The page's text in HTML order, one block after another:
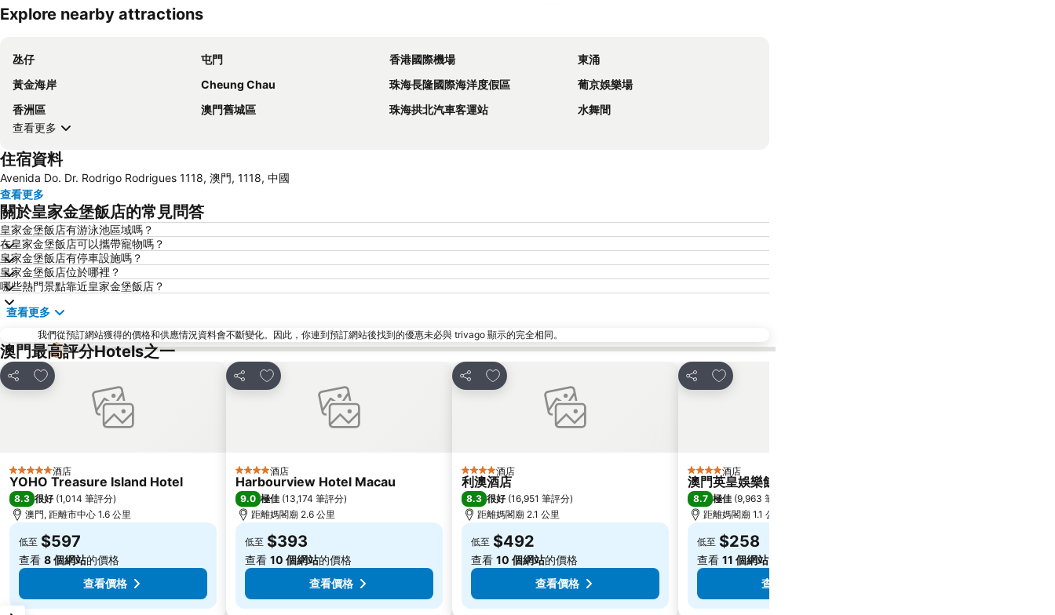
Explore nearby attractions
氹仔 屯門 香港國際機場
東涌
黃金海岸
Cheung Chau 珠海長隆國際海洋度假區
葡京娛樂場
香洲區
澳門舊城區 珠海拱北汽車客運站
水舞間
查看更多
住宿資料
Avenida Do. Dr. Rodrigo Rodrigues 1118, 澳門, 1118, 中國
查看更多
關於皇家金堡飯店的常見問答
皇家金堡飯店有游泳池區域嗎？
在皇家金堡飯店可以攜帶寵物嗎？
皇家金堡飯店有停車設施嗎？
皇家金堡飯店位於哪裡？
哪些熱門景點靠近皇家金堡飯店？
查看更多
我們從預訂網站獲得的價格和供應情況資料會不斷變化。因此，你連到預訂網站後找到的優惠未必與 trivago 顯示的完全相同。
澳門最高評分Hotels之一
分享
放到收藏夾
5 星級 酒店
YOHO Treasure Island Hotel
8.3 很好 (1,014 筆評分)
澳門, 距離市中心 1.6 公里
低至 $597
查看 8 個網站的價格
查看價格
分享
放到收藏夾
4 星級 酒店
Harbourview Hotel Macau
9.0 極佳 (13,174 筆評分)
距離媽閣廟 2.6 公里
低至 $393
查看 10 個網站的價格
查看價格
分享
放到收藏夾
4 星級 酒店
利澳酒店
8.3 很好 (16,951 筆評分)
距離媽閣廟 2.1 公里
低至 $492
查看 10 個網站的價格
查看價格
分享
放到收藏夾
4 星級 酒店
澳門英皇娛樂飯店
8.7 極佳 (9,963 筆評分
距離媽閣廟 1.1 公里
低至 $258
查看 11 個網站的價格
查看價格